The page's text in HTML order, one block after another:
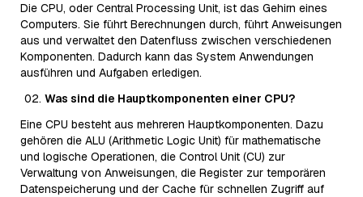
Die CPU, oder Central Processing Unit, ist das Gehirn eines
Computers. Sie führt Berechnungen durch, führt Anweisungen
aus und verwaltet den Datenfluss zwischen verschiedenen
Komponenten. Dadurch kann das System Anwendungen
ausführen und Aufgaben erledigen.
Was sind die Hauptkomponenten einer CPU?
Eine CPU besteht aus mehreren Hauptkomponenten. Dazu
gehören die ALU (Arithmetic Logic Unit) für mathematische
und logische Operationen, die Control Unit (CU) zur
Verwaltung von Anweisungen, die Register zur temporären
Datenspeicherung und der Cache für schnellen Zugriff auf